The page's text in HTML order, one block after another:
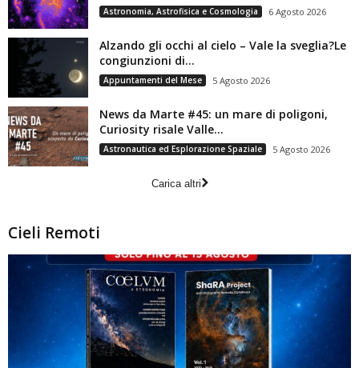
Astronomia, Astrofisica e Cosmologia 6 Agosto 2026
Alzando gli occhi al cielo – Vale la sveglia?Le
congiunzioni di...
Appuntamenti del Mese 5 Agosto 2026
News da Marte #45: un mare di poligoni,
Curiosity risale Valle...
Astronautica ed Esplorazione Spaziale 5 Agosto 2026
Carica altri
Cieli Remoti